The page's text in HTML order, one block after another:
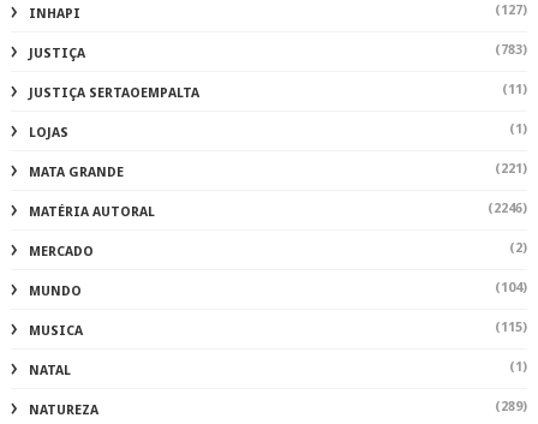
INHAPI (127)
JUSTIÇA (783)
JUSTIÇA SERTAOEMPALTA (11)
LOJAS (1)
MATA GRANDE (221)
MATÉRIA AUTORAL (2246)
MERCADO (2)
MUNDO (104)
MUSICA (115)
NATAL (1)
NATUREZA (289)